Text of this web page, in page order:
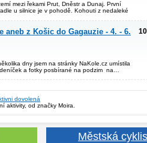
mezi řekami Prut, Dněstr a Dunaj. První
u silnice je v pohodě. Kohouti z nedaleké
aneb z Košic do Gagauzie - 4. - 6.
dny jsem na stránky NaKole.cz umístila
a fotky posbírané na podzim na…
dovolená
aktivity, od značky Moira.
Městská